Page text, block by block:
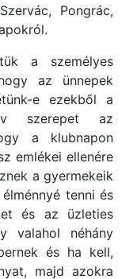
Pongrác,
a személyes
az ünnepek
e ezekből a
szerepet az
a klubnapon
emlékei ellenére
a gyermekeik
tenni és
és az üzleties
valahol néhány
és ha kell,
majd azokra